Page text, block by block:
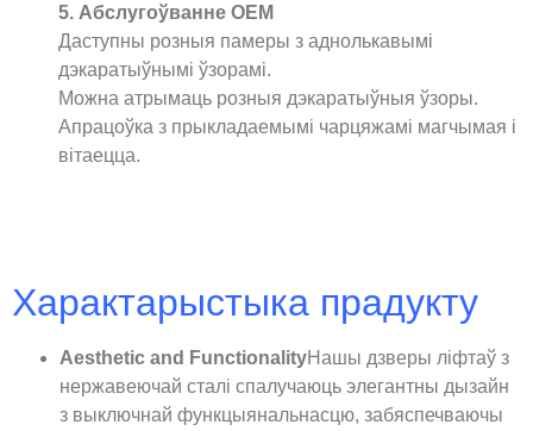
5. Абслугоўванне OEM
Даступны розныя памеры з аднолькавымі
дэкаратыўнымі ўзорамі.
Можна атрымаць розныя дэкаратыўныя ўзоры.
Апрацоўка з прыкладаемымі чарцяжамі магчымая і
вітаецца.
Характарыстыка прадукту
Aesthetic and FunctionalityНашы дзверы ліфтаў з
нержавеючай сталі спалучаюць элегантны дызайн
з выключнай функцыянальнасцю, забяспечваючы